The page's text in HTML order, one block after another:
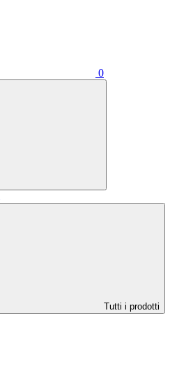
0
Tutti i prodotti